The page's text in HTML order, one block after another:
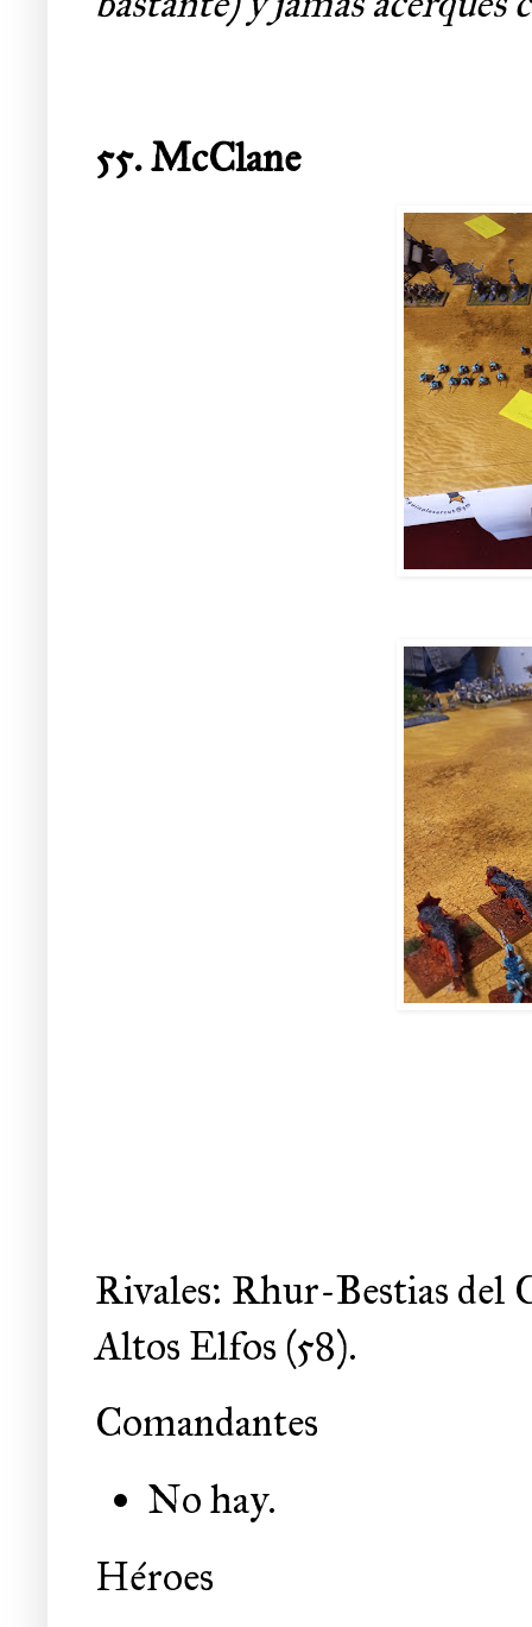
55. McClane
Rivales: Rhur-Bestias del
Altos Elfos (58).
Comandantes
No hay.
Héroes